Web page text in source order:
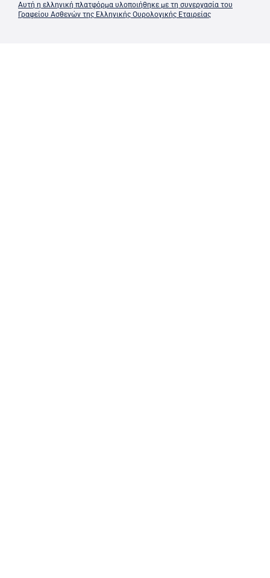
Αυτή η ελληνική πλατφόρμα υλοποιήθηκε με τη συνεργασία του
Γραφείου Ασθενών της Ελληνικής Ουρολογικής Εταιρείας